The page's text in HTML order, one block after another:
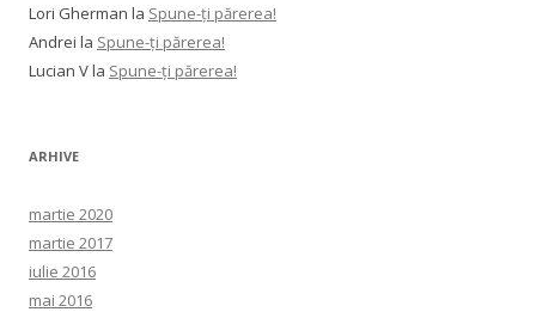
Lori Gherman la Spune-ţi părerea!
Andrei la Spune-ţi părerea!
Lucian Vla Spune-ţi părerea!
ARHIVE
martie 2020
martie 2017
iulie 2016
mai 2016